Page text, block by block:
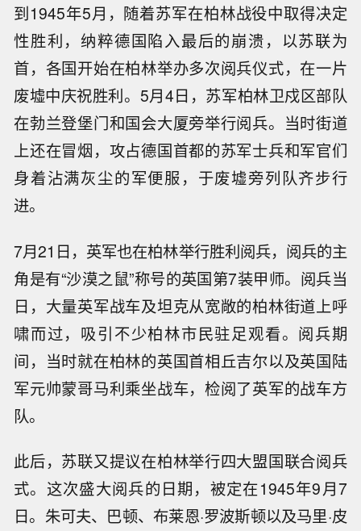
到1945年5月，随着苏军在柏林战役中取得决定
性胜利，纳粹德国陷入最后的崩溃，以苏联为
首，各国开始在柏林举办多次阅兵仪式，在一片
废墟中庆祝胜利。5月4日，苏军柏林卫戍区部队
在勃兰登堡门和国会大厦旁举行阅兵。当时街道
上还在冒烟，攻占德国首都的苏军士兵和军官们
身着沾满灰尘的军便服，于废墟旁列队齐步行
进。
7月21日，英军也在柏林举行胜利阅兵，阅兵的主
角是有“沙漠之鼠”称号的英国第7装甲师。阅兵当
日，大量英军战车及坦克从宽敞的柏林街道上呼
啸而过，吸引不少柏林市民驻足观看。阅兵期
间，当时就在柏林的英国首相丘吉尔以及英国陆
军元帅蒙哥马利乘坐战车，检阅了英军的战车方
队。
此后，苏联又提议在柏林举行四大盟国联合阅兵
式。这次盛大阅兵的日期，被定在1945年9月7
日。朱可夫、巴顿、布莱恩·罗波斯顿以及马里·皮